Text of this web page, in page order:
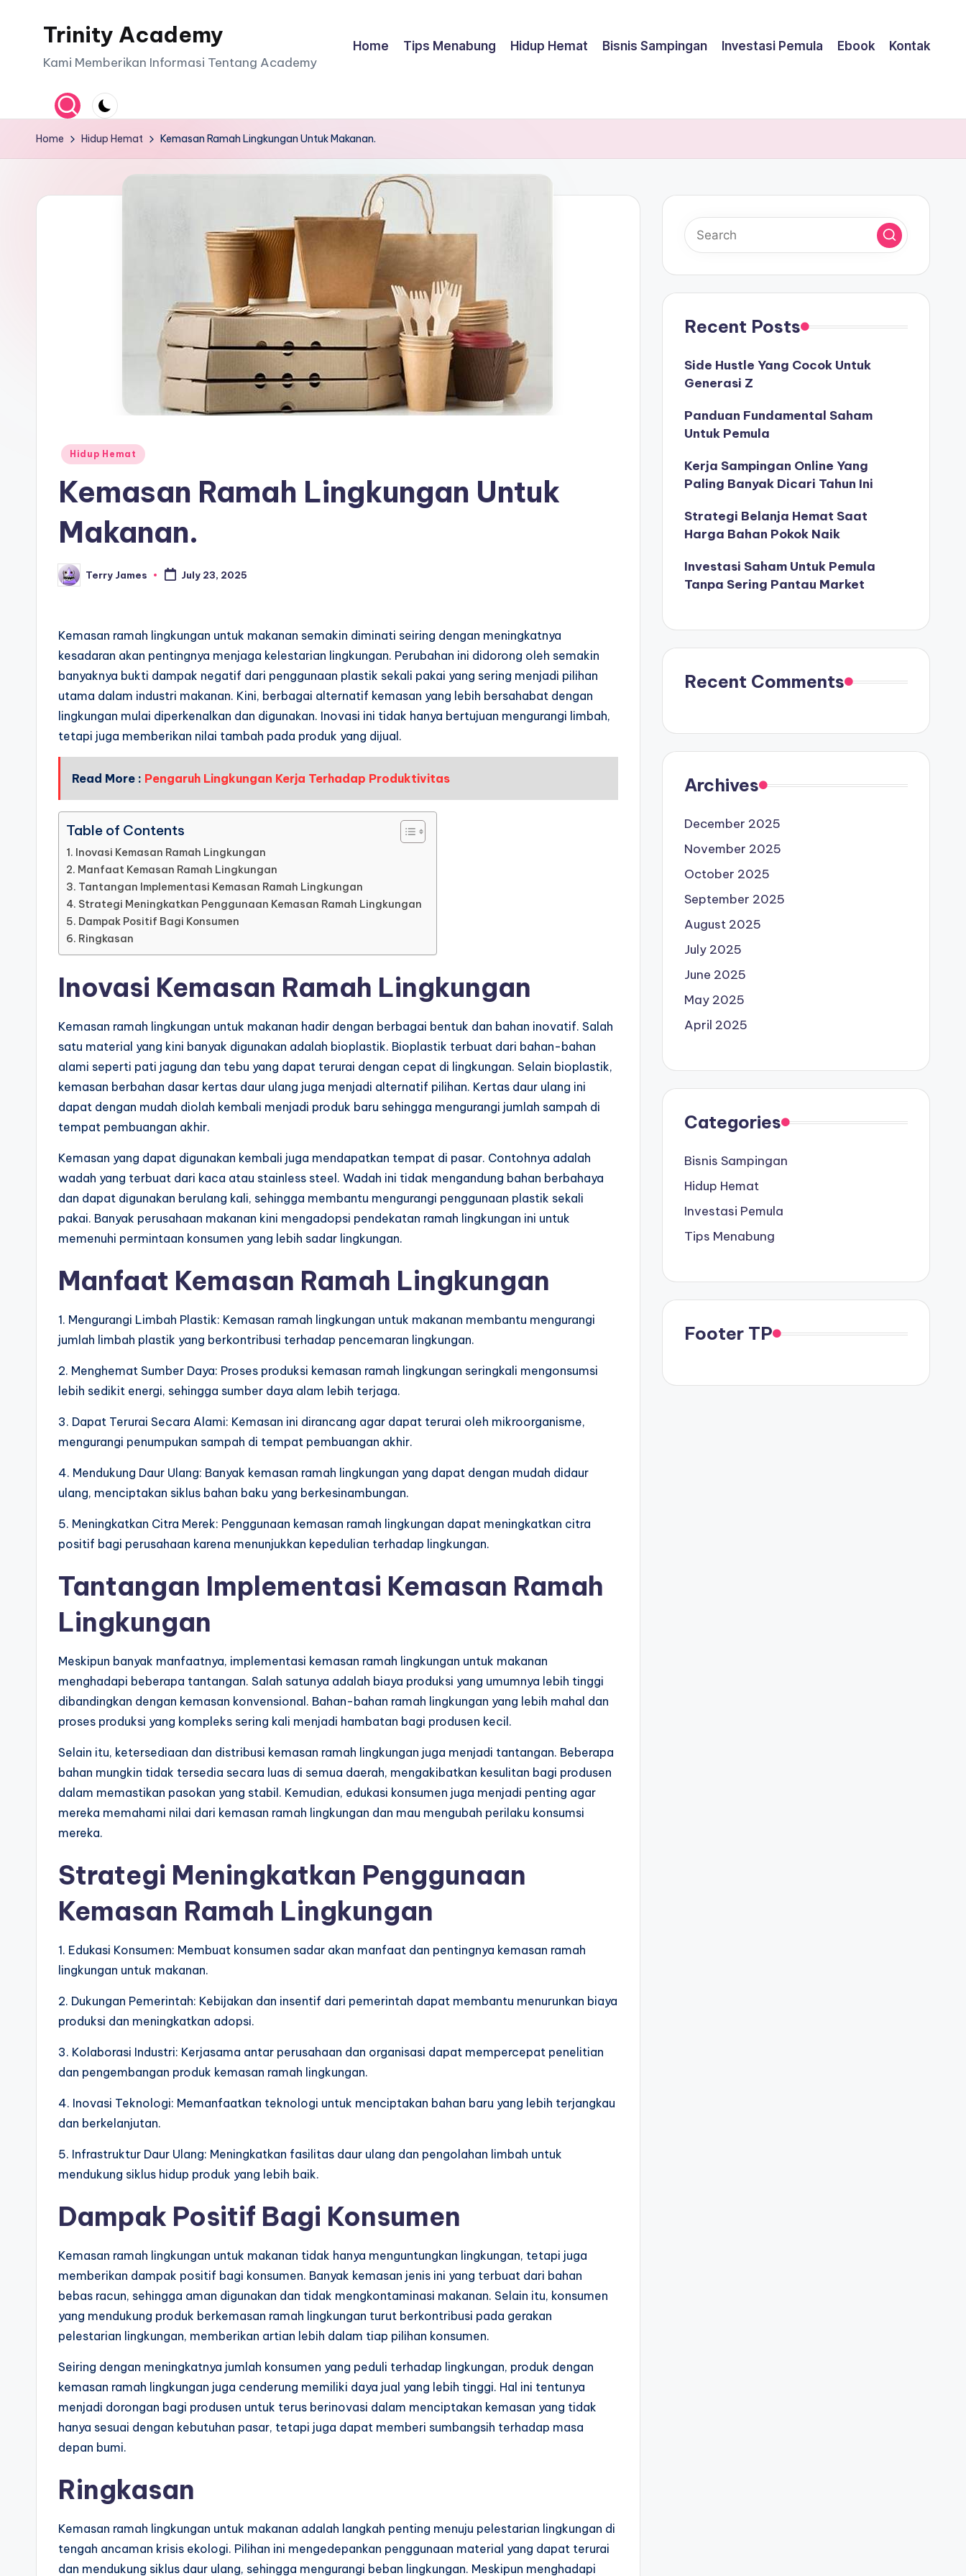
Trinity Academy
Kami Memberikan Informasi Tentang Academy
Home Tips Menabung Hidup Hemat Bisnis Sampingan Investasi Pemula Ebook Kontak
Home Hidup Hemat Kemasan Ramah Lingkungan Untuk Makanan.
Posted
Hidup Hemat
Kemasan Ramah Lingkungan Untuk
Makanan.
Posted
by
Terry James July 23, 2025
Kemasan ramah lingkungan untuk makanan semakin diminati seiring dengan meningkatnya
kesadaran akan pentingnya menjaga kelestarian lingkungan. Perubahan ini didorong oleh semakin
banyaknya bukti dampak negatif dari penggunaan plastik sekali pakai yang sering menjadi pilihan
utama dalam industri makanan. Kini, berbagai alternatif kemasan yang lebih bersahabat dengan
lingkungan mulai diperkenalkan dan digunakan. Inovasi ini tidak hanya bertujuan mengurangi limbah,
tetapi juga memberikan nilai tambah pada produk yang dijual.
Read More : Pengaruh Lingkungan Kerja Terhadap Produktivitas
Table of Contents
Inovasi Kemasan Ramah Lingkungan
Manfaat Kemasan Ramah Lingkungan
Tantangan Implementasi Kemasan Ramah Lingkungan
Strategi Meningkatkan Penggunaan Kemasan Ramah Lingkungan
Dampak Positif Bagi Konsumen
Ringkasan
Inovasi Kemasan Ramah Lingkungan
Kemasan ramah lingkungan untuk makanan hadir dengan berbagai bentuk dan bahan inovatif. Salah
satu material yang kini banyak digunakan adalah bioplastik. Bioplastik terbuat dari bahan-bahan
alami seperti pati jagung dan tebu yang dapat terurai dengan cepat di lingkungan. Selain bioplastik,
kemasan berbahan dasar kertas daur ulang juga menjadi alternatif pilihan. Kertas daur ulang ini
dapat dengan mudah diolah kembali menjadi produk baru sehingga mengurangi jumlah sampah di
tempat pembuangan akhir.
Kemasan yang dapat digunakan kembali juga mendapatkan tempat di pasar. Contohnya adalah
wadah yang terbuat dari kaca atau stainless steel. Wadah ini tidak mengandung bahan berbahaya
dan dapat digunakan berulang kali, sehingga membantu mengurangi penggunaan plastik sekali
pakai. Banyak perusahaan makanan kini mengadopsi pendekatan ramah lingkungan ini untuk
memenuhi permintaan konsumen yang lebih sadar lingkungan.
Manfaat Kemasan Ramah Lingkungan
1. Mengurangi Limbah Plastik: Kemasan ramah lingkungan untuk makanan membantu mengurangi
jumlah limbah plastik yang berkontribusi terhadap pencemaran lingkungan.
2. Menghemat Sumber Daya: Proses produksi kemasan ramah lingkungan seringkali mengonsumsi
lebih sedikit energi, sehingga sumber daya alam lebih terjaga.
3. Dapat Terurai Secara Alami: Kemasan ini dirancang agar dapat terurai oleh mikroorganisme,
mengurangi penumpukan sampah di tempat pembuangan akhir.
4. Mendukung Daur Ulang: Banyak kemasan ramah lingkungan yang dapat dengan mudah didaur
ulang, menciptakan siklus bahan baku yang berkesinambungan.
5. Meningkatkan Citra Merek: Penggunaan kemasan ramah lingkungan dapat meningkatkan citra
positif bagi perusahaan karena menunjukkan kepedulian terhadap lingkungan.
Tantangan Implementasi Kemasan Ramah
Lingkungan
Meskipun banyak manfaatnya, implementasi kemasan ramah lingkungan untuk makanan
menghadapi beberapa tantangan. Salah satunya adalah biaya produksi yang umumnya lebih tinggi
dibandingkan dengan kemasan konvensional. Bahan-bahan ramah lingkungan yang lebih mahal dan
proses produksi yang kompleks sering kali menjadi hambatan bagi produsen kecil.
Selain itu, ketersediaan dan distribusi kemasan ramah lingkungan juga menjadi tantangan. Beberapa
bahan mungkin tidak tersedia secara luas di semua daerah, mengakibatkan kesulitan bagi produsen
dalam memastikan pasokan yang stabil. Kemudian, edukasi konsumen juga menjadi penting agar
mereka memahami nilai dari kemasan ramah lingkungan dan mau mengubah perilaku konsumsi
mereka.
Strategi Meningkatkan Penggunaan
Kemasan Ramah Lingkungan
1. Edukasi Konsumen: Membuat konsumen sadar akan manfaat dan pentingnya kemasan ramah
lingkungan untuk makanan.
2. Dukungan Pemerintah: Kebijakan dan insentif dari pemerintah dapat membantu menurunkan biaya
produksi dan meningkatkan adopsi.
3. Kolaborasi Industri: Kerjasama antar perusahaan dan organisasi dapat mempercepat penelitian
dan pengembangan produk kemasan ramah lingkungan.
4. Inovasi Teknologi: Memanfaatkan teknologi untuk menciptakan bahan baru yang lebih terjangkau
dan berkelanjutan.
5. Infrastruktur Daur Ulang: Meningkatkan fasilitas daur ulang dan pengolahan limbah untuk
mendukung siklus hidup produk yang lebih baik.
Dampak Positif Bagi Konsumen
Kemasan ramah lingkungan untuk makanan tidak hanya menguntungkan lingkungan, tetapi juga
memberikan dampak positif bagi konsumen. Banyak kemasan jenis ini yang terbuat dari bahan
bebas racun, sehingga aman digunakan dan tidak mengkontaminasi makanan. Selain itu, konsumen
yang mendukung produk berkemasan ramah lingkungan turut berkontribusi pada gerakan
pelestarian lingkungan, memberikan artian lebih dalam tiap pilihan konsumen.
Seiring dengan meningkatnya jumlah konsumen yang peduli terhadap lingkungan, produk dengan
kemasan ramah lingkungan juga cenderung memiliki daya jual yang lebih tinggi. Hal ini tentunya
menjadi dorongan bagi produsen untuk terus berinovasi dalam menciptakan kemasan yang tidak
hanya sesuai dengan kebutuhan pasar, tetapi juga dapat memberi sumbangsih terhadap masa
depan bumi.
Ringkasan
Kemasan ramah lingkungan untuk makanan adalah langkah penting menuju pelestarian lingkungan di
tengah ancaman krisis ekologi. Pilihan ini mengedepankan penggunaan material yang dapat terurai
dan mendukung siklus daur ulang, sehingga mengurangi beban lingkungan. Meskipun menghadapi
Recent Posts
Side Hustle Yang Cocok Untuk
Generasi Z
Panduan Fundamental Saham
Untuk Pemula
Kerja Sampingan Online Yang
Paling Banyak Dicari Tahun Ini
Strategi Belanja Hemat Saat
Harga Bahan Pokok Naik
Investasi Saham Untuk Pemula
Tanpa Sering Pantau Market
Recent Comments
Archives
December 2025
November 2025
October 2025
September 2025
August 2025
July 2025
June 2025
May 2025
April 2025
Categories
Bisnis Sampingan
Hidup Hemat
Investasi Pemula
Tips Menabung
Footer TP